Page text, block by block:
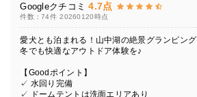
Googleクチコミ 4.7点
件数：74件 20260120時点
愛犬とも泊まれる！山中湖の絶景グランピング
冬でも快適なアウトドア体験を♪
【Goodポイント】
✓ 水回り完備
✓ ドームテントは洗面エリアあり